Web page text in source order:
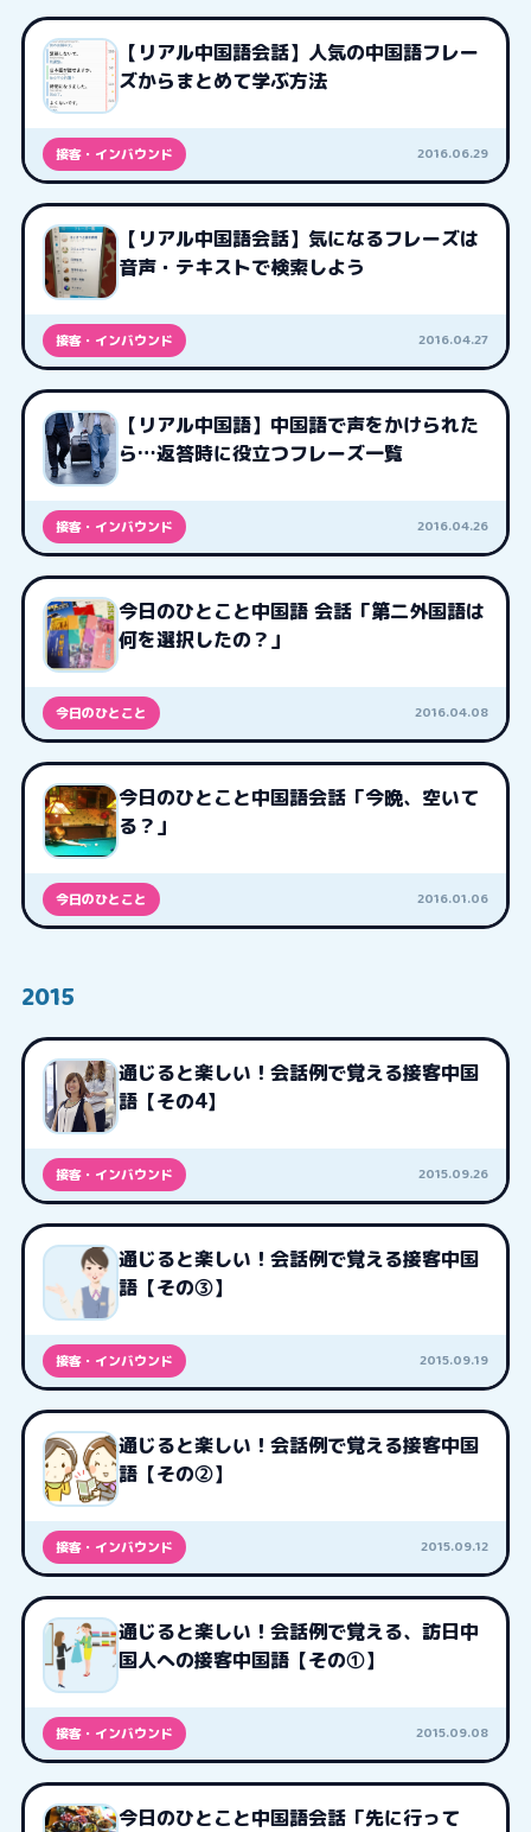
【リアル中国語会話】人気の中国語フレー
ズからまとめて学ぶ方法
接客・インバウンド 2016.06.29
【リアル中国語会話】気になるフレーズは
音声・テキストで検索しよう
接客・インバウンド 2016.04.27
【リアル中国語】中国語で声をかけられた
ら…返答時に役立つフレーズ一覧
接客・インバウンド 2016.04.26
今日のひとこと中国語 会話「第二外国語は
何を選択したの？」
今日のひとこと 2016.04.08
今日のひとこと中国語会話「今晩、空いて
る？」
今日のひとこと 2016.01.06
2015
通じると楽しい！会話例で覚える接客中国
語【その4】
接客・インバウンド 2015.09.26
通じると楽しい！会話例で覚える接客中国
語【その③】
接客・インバウンド 2015.09.19
通じると楽しい！会話例で覚える接客中国
語【その②】
接客・インバウンド 2015.09.12
通じると楽しい！会話例で覚える、訪日中
国人への接客中国語【その①】
接客・インバウンド 2015.09.08
今日のひとこと中国語会話「先に行って